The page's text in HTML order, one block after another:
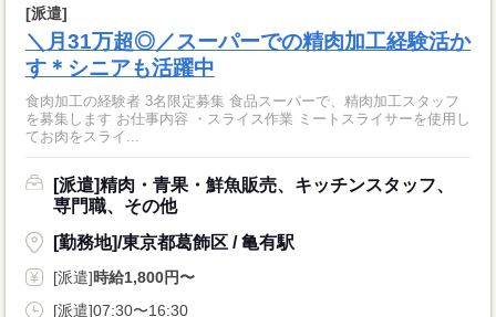
[派遣]
＼月31万超◎／スーパーでの精肉加工経験活か
す＊シニアも活躍中
食肉加工の経験者 3名限定募集 食品スーパーで、精肉加工スタッフ
を募集します お仕事内容 ・スライス作業 ミートスライサーを使用し
てお肉をスライ...
[派遣]精肉・青果・鮮魚販売、キッチンスタッフ、
専門職、その他
[勤務地]/東京都葛飾区 / 亀有駅
[派遣]時給1,800円〜
[派遣]07:30〜16:30